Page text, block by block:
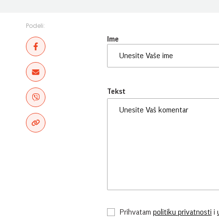
Podeli:
Ime
Tekst
Prihvatam politiku privatnosti i